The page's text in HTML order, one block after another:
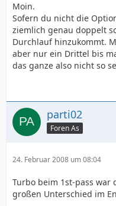
Moin.
Sofern du nicht die
ziemlich genau doppelt
Durchlauf hinzukommt.
aber nur ein Drittel bis
das ganze also nicht so
parti02
Foren As
24. Februar 2008 um 08:04
Turbo beim 1st-pass war
großen Unterschied im